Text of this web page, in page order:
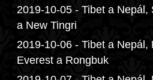
2019-10-05 - Tibet a Nepál,
a New Tingri
2019-10-06 - Tibet a Nepál,
Everest a Rongbuk